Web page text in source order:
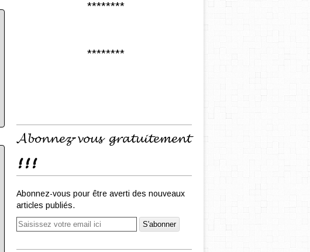
********
********
𝓐𝓫𝓸𝓷𝓷𝓮𝔃-𝓿𝓸𝓾𝓼 𝓰𝓻𝓪𝓽𝓾𝓲𝓽𝓮𝓶𝓮𝓷𝓽
!!!
Abonnez-vous pour être averti des nouveaux
articles publiés.